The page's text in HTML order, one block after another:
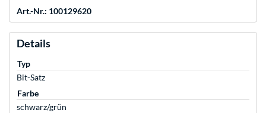
Art.-Nr.: 100129620
Details
Typ
Bit-Satz
Farbe
schwarz/grün